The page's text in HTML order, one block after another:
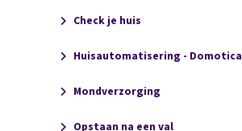
Check je huis
Huisautomatisering - Domotica
Mondverzorging
Opstaan na een val